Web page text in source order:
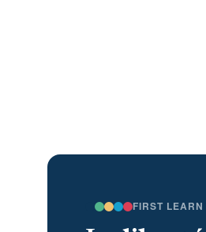
FIRST